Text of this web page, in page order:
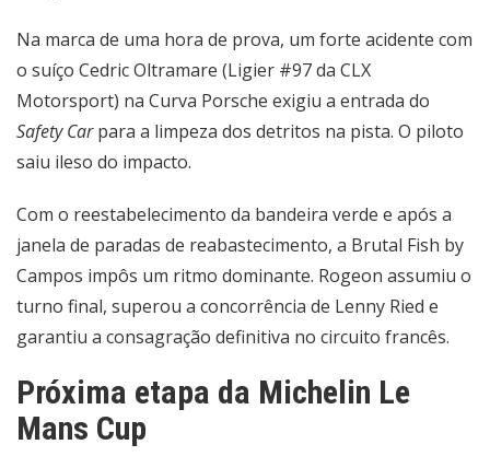
Na marca de uma hora de prova, um forte acidente com
o suíço Cedric Oltramare (Ligier #97 da CLX
Motorsport) na Curva Porsche exigiu a entrada do
Safety Carpara a limpeza dos detritos na pista. O piloto
saiu ileso do impacto.
Com o reestabelecimento da bandeira verde e após a
janela de paradas de reabastecimento, a Brutal Fish by
Campos impôs um ritmo dominante. Rogeon assumiu o
turno final, superou a concorrência de Lenny Ried e
garantiu a consagração definitiva no circuito francês.
Próxima etapa da Michelin Le
Mans Cup